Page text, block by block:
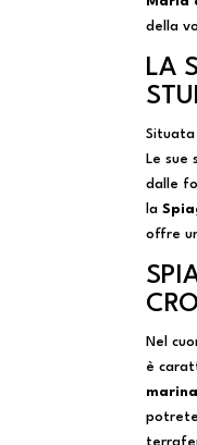
della
LA
Situata
Le sue
dalle
la
offre
Nel
è
marina